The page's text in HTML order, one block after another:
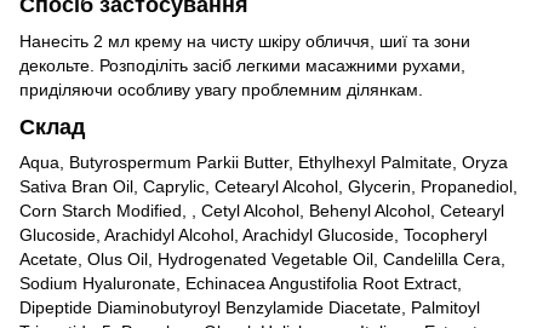
Спосіб застосування
Нанесіть 2 мл крему на чисту шкіру обличчя, шиї та зони
декольте. Розподіліть засіб легкими масажними рухами,
приділяючи особливу увагу проблемним ділянкам.
Склад
Aqua, Butyrospermum Parkii Butter, Ethylhexyl Palmitate, Oryza
Sativa Bran Oil, Caprylic, Cetearyl Alcohol, Glycerin, Propanediol,
Corn Starch Modified, , Cetyl Alcohol, Behenyl Alcohol, Cetearyl
Glucoside, Arachidyl Alcohol, Arachidyl Glucoside, Tocopheryl
Acetate, Olus Oil, Hydrogenated Vegetable Oil, Candelilla Cera,
Sodium Hyaluronate, Echinacea Angustifolia Root Extract,
Dipeptide Diaminobutyroyl Benzylamide Diacetate, Palmitoyl